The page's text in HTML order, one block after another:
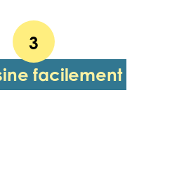
3
facilement